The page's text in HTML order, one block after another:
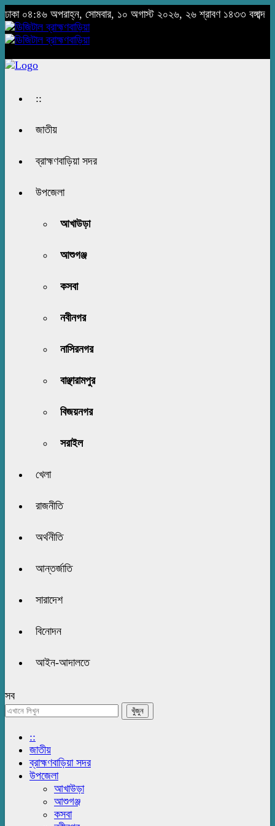
ঢাকা ০৪:৪৬ অপরাহ্ন, সোমবার, ১০ অগাস্ট ২০২৬, ২৬ শ্রাবণ ১৪৩৩ বঙ্গাব্দ
::
জাতীয়
ব্রাহ্মণবাড়িয়া সদর
উপজেলা
আখাউড়া
আশুগঞ্জ
কসবা
নবীনগর
নাসিরনগর
বাঞ্ছারামপুর
বিজয়নগর
সরাইল
খেলা
রাজনীতি
অর্থনীতি
আন্তর্জাতি
সারাদেশ
বিনোদন
আইন-আদালতে
সব
::
জাতীয়
ব্রাহ্মণবাড়িয়া সদর
উপজেলা
আখাউড়া
আশুগঞ্জ
কসবা